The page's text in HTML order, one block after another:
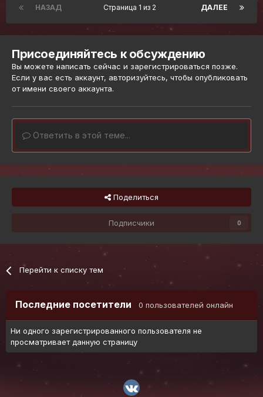
НАЗАД ДАЛЕЕ
Страница 1 из 2
Присоединяйтесь к обсуждению
Вы можете написать сейчас и зарегистрироваться позже.
Если у вас есть аккаунт, авторизуйтесь, чтобы опубликовать
от имени своего аккаунта.
Ответить в этой теме...
Поделиться
Подписчики 0
Перейти к списку тем
Последние посетители 0 пользователей онлайн
Ни одного зарегистрированного пользователя не
просматривает данную страницу